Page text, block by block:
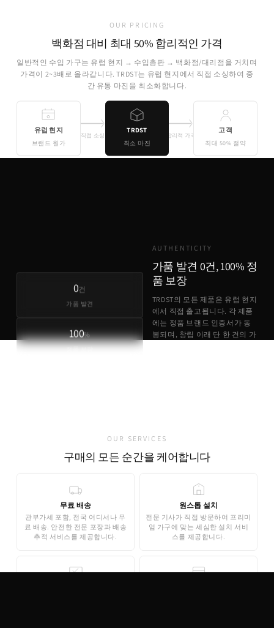
OUR PRICING
백화점 대비 최대 50% 합리적인 가격
일반적인 수입 가구는 유럽 현지 → 수입총판 → 백화점/대리점을 거치며
가격이 2~3배로 올라갑니다. TRDST는 유럽 현지에서 직접 소싱하여 중
간 유통 마진을 최소화합니다.
유럽 현지
브랜드 원가
직접 소싱
TRDST
최소 마진
합리적 가격
고객
최대 50% 절약
AUTHENTICITY
가품 발견 0건, 100% 정
품 보장
TRDST의 모든 제품은 유럽 현지
에서 직접 출고됩니다. 각 제품
에는 정품 브랜드 인증서가 동
봉되며, 창립 이래 단 한 건의 가
0건
가품 발견
100%
정품 보장
OUR SERVICES
구매의 모든 순간을 케어합니다
무료 배송
관부가세 포함, 전국 어디서나 무
료 배송. 안전한 전문 포장과 배송
추적 서비스를 제공합니다.
원스톱 설치
전문 기사가 직접 방문하여 프리미
엄 가구에 맞는 세심한 설치 서비
스를 제공합니다.